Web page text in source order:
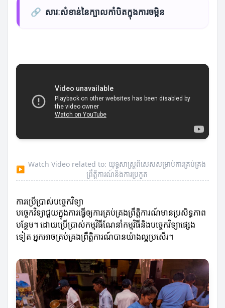
🔗 សារៈសំខាន់នៃក្បាលកាំបិតក្នុងការចម្អិន
▶
Watch Video related to: យុទ្ធសាស្ត្រពិសេសសម្រាប់ការគ្រប់គ្រង
ព្រឹត្តិការណ៍និងការប្រកួត
ការប្រើប្រាស់បច្ចេកវិទ្យា
បច្ចេកវិទ្យាជួយក្នុងការធ្វើឲ្យការគ្រប់គ្រងព្រឹត្តិការណ៍មានប្រសិទ្ធភាព
បន្ថែម។ ដោយប្រើប្រាស់កម្មវិធីណែនាំកម្មវិធីនិងបច្ចេកវិទ្យាផ្សេង
ទៀត អ្នកអាចគ្រប់គ្រងព្រឹត្តិការណ៍បានយ៉ាងល្អប្រសើរ។